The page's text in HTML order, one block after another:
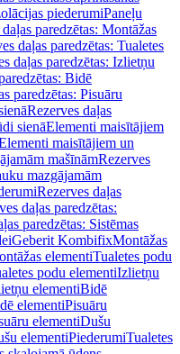
piederumiPaneļu
paredzētas: Montāžas
daļas paredzētas: Tualetes
daļas paredzētas: Izlietņu
Bidē
paredzētas: Pisuāru
Rezerves daļas
sienāElementi maisītājiem
maisītājiem un
mašīnāmRezerves
mazgājamām
Rezerves daļas
daļas paredzētas:
paredzētas: Sistēmas
Geberit KombifixMontāžas
elementiTualetes podu
podu elementiIzlietņu
elementiBidē
elementiPisuāru
elementiDušu
elementiPiederumiTualetes